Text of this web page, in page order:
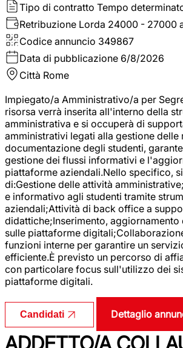
Tipo di contratto Tempo
Retribuzione Lorda 24000 - 27000
Codice annuncio 349867
Data di pubblicazione 6/8/2026
Città Rome
Impiegato/a Amministrativo/a per
risorsa verrà inserita all'interno della
amministrativa e si occuperà di
amministrativi legati alla gestione delle
documentazione degli studenti,
gestione dei flussi informativi e
piattaforme aziendali.Nello specifico,
di:Gestione delle attività
e informativo agli studenti tramite
aziendali;Attività di back office a
didattiche;Inserimento, aggiornamento
sulle piattaforme
funzioni interne per garantire un
efficiente.È previsto un percorso di
con particolare focus sull'utilizzo dei
piattaforme digitali.
Candidati Dettaglio
ADDETTO/A